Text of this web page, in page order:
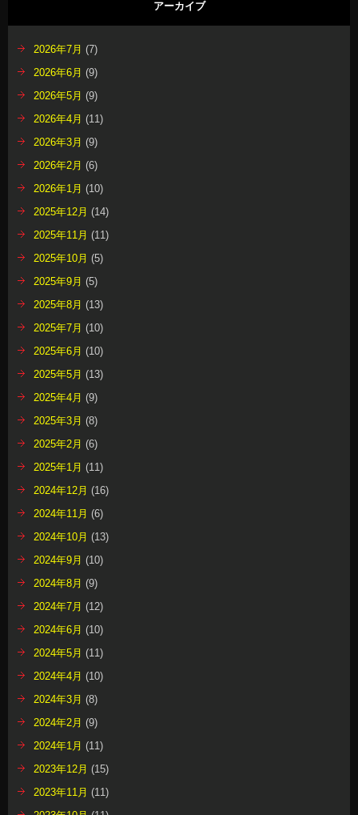
アーカイブ
2026年7月 (7)
2026年6月 (9)
2026年5月 (9)
2026年4月 (11)
2026年3月 (9)
2026年2月 (6)
2026年1月 (10)
2025年12月 (14)
2025年11月 (11)
2025年10月 (5)
2025年9月 (5)
2025年8月 (13)
2025年7月 (10)
2025年6月 (10)
2025年5月 (13)
2025年4月 (9)
2025年3月 (8)
2025年2月 (6)
2025年1月 (11)
2024年12月 (16)
2024年11月 (6)
2024年10月 (13)
2024年9月 (10)
2024年8月 (9)
2024年7月 (12)
2024年6月 (10)
2024年5月 (11)
2024年4月 (10)
2024年3月 (8)
2024年2月 (9)
2024年1月 (11)
2023年12月 (15)
2023年11月 (11)